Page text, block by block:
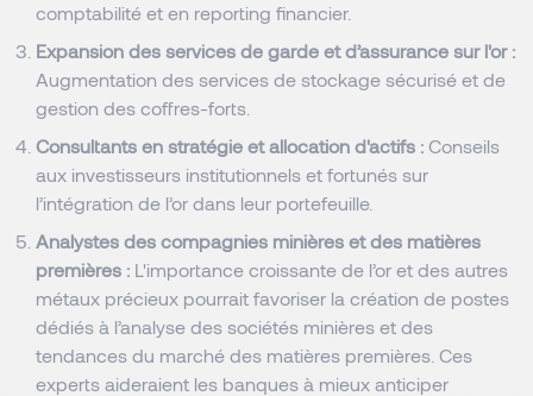
comptabilité et en reporting financier.
Expansion des services de garde et d’assurance sur l'or :
Augmentation des services de stockage sécurisé et de
gestion des coffres-forts.
Consultants en stratégie et allocation d'actifs : Conseils
aux investisseurs institutionnels et fortunés sur
l’intégration de l’or dans leur portefeuille.
Analystes des compagnies minières et des matières
premières : L'importance croissante de l’or et des autres
métaux précieux pourrait favoriser la création de postes
dédiés à l’analyse des sociétés minières et des
tendances du marché des matières premières. Ces
experts aideraient les banques à mieux anticiper